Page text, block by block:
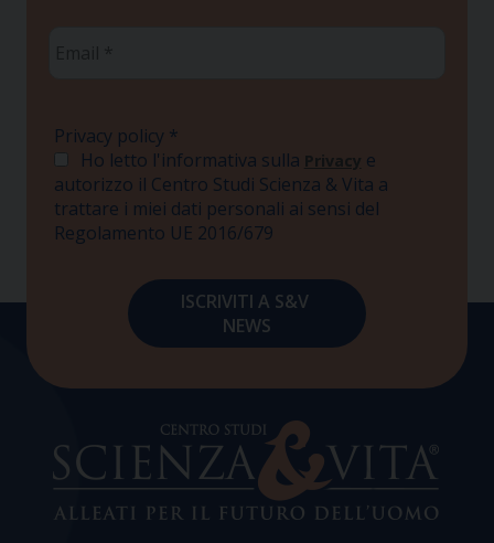
Privacy policy *
Ho letto l'informativa sulla Privacy e
autorizzo il Centro Studi Scienza & Vita a
trattare i miei dati personali ai sensi del
Regolamento UE 2016/679